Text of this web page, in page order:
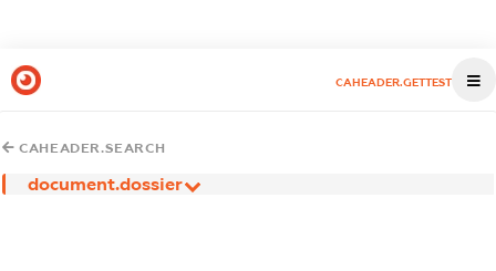
CAHEADER.GETTEST
CAHEADER.SEARCH
document.dossier